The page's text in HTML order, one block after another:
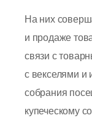
На них
и продаже
связи с
с векселями
собрания
купеческому